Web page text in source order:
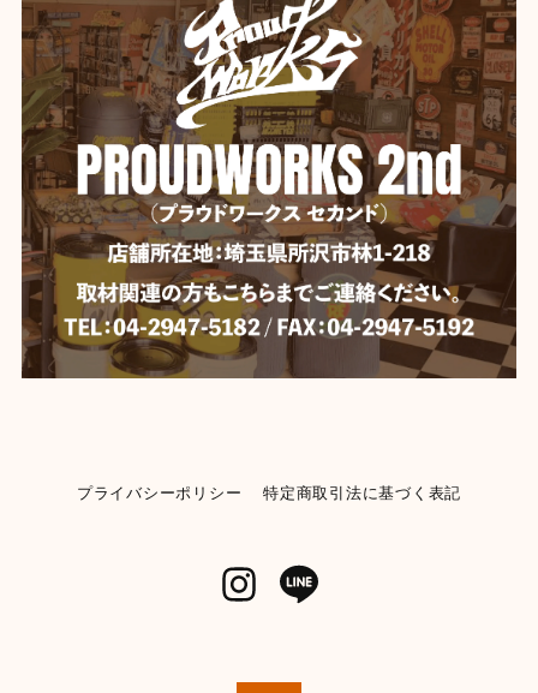
プライバシーポリシー 特定商取引法に基づく表記